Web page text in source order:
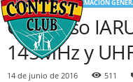
CONCURSOS INFORMACIÓN
Concurso
145MHz y
14 de junio de 2016 511